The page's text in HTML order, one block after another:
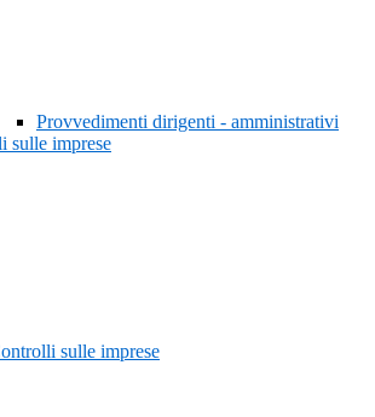
Provvedimenti dirigenti - amministrativi
sulle imprese
sulle imprese